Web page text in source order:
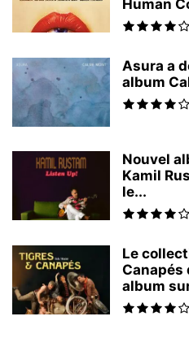
Human
Asura a
album
Nouvel
Kamil
le...
Le
Canapés
album